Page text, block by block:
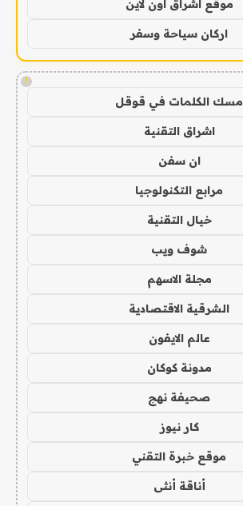
موقع اشراق اون لاين
اركان سياحة وسفر
!
مسك الكلمات في قوقل
اشراق التقنية
ان سفن
مرابع التكنولوجيا
خيال التقنية
شوف ويب
مجلة الاسهم
الشرقية الاقتصادية
عالم الايفون
مدونة كوكان
صحيفة نهج
كار نيوز
موقع خبرة التقني
أناقة أنثى